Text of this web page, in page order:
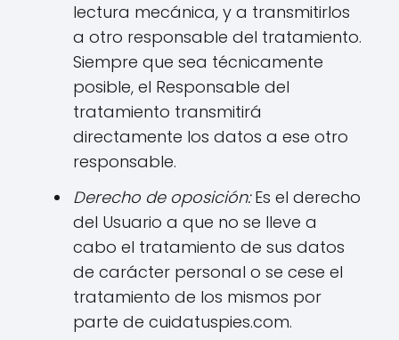
lectura mecánica, y a transmitirlos
a otro responsable del tratamiento.
Siempre que sea técnicamente
posible, el Responsable del
tratamiento transmitirá
directamente los datos a ese otro
responsable.
Derecho de oposición:Es el derecho
del Usuario a que no se lleve a
cabo el tratamiento de sus datos
de carácter personal o se cese el
tratamiento de los mismos por
parte de cuidatuspies.com.